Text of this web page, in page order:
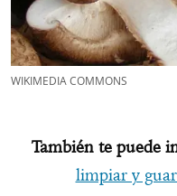
WIKIMEDIA COMMONS
También te puede
limpiar y